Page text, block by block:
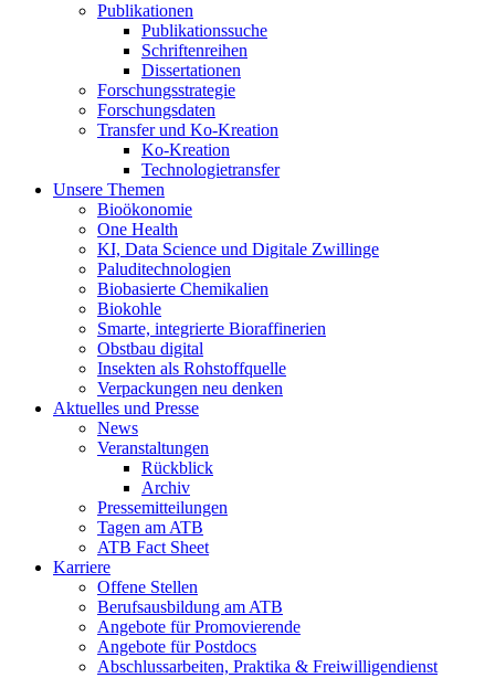
Publikationen
Publikationssuche
Schriftenreihen
Dissertationen
Forschungsstrategie
Forschungsdaten
Transfer und Ko-Kreation
Ko-Kreation
Technologietransfer
Unsere Themen
Bioökonomie
One Health
KI, Data Science und Digitale Zwillinge
Paluditechnologien
Biobasierte Chemikalien
Biokohle
Smarte, integrierte Bioraffinerien
Obstbau digital
Insekten als Rohstoffquelle
Verpackungen neu denken
Aktuelles und Presse
News
Veranstaltungen
Rückblick
Archiv
Pressemitteilungen
Tagen am ATB
ATB Fact Sheet
Karriere
Offene Stellen
Berufsausbildung am ATB
Angebote für Promovierende
Angebote für Postdocs
Abschlussarbeiten, Praktika & Freiwilligendienst